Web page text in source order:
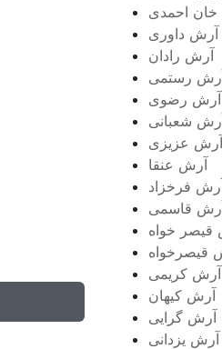
احمدی
آرش داوری
آرش رادان
رستمى
آرش رضوی
شعبانی
آرش عزیزی
آرش عنقا
فرخزاد
قاسمی
قیصر خواه
قیصرخواه
آرش کریمی
آرش کیهان
آرش گرایی
آرش یزدانی